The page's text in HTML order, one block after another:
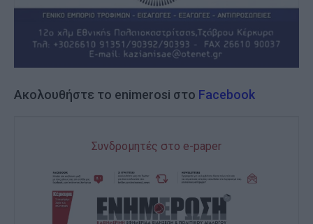
Ακολουθήστε το enimerosi στο Facebook
Συνδρομητές στο e-paper